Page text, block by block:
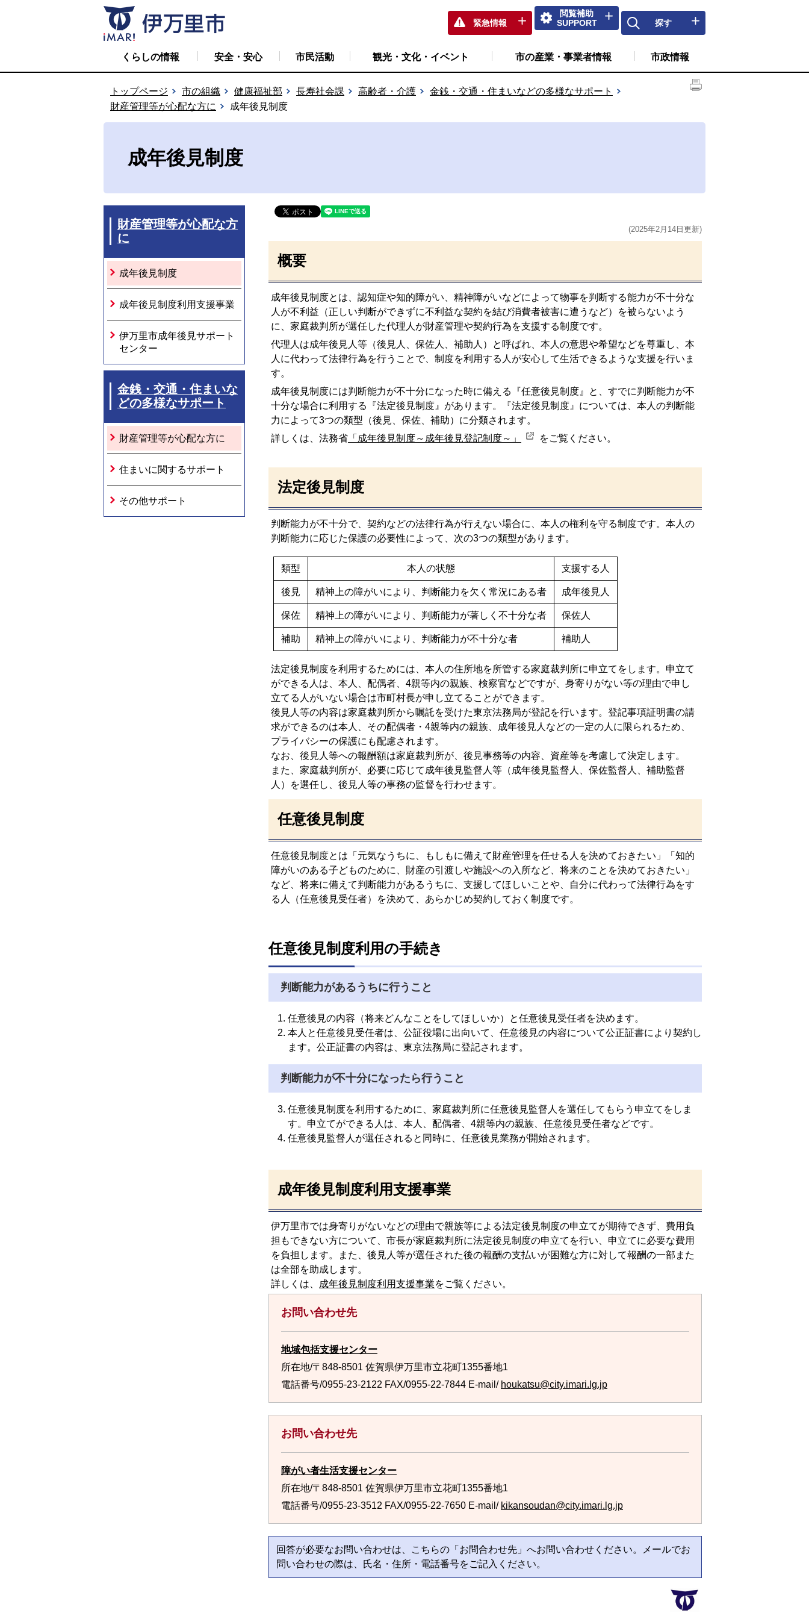
緊急情報
閲覧補助
SUPPORT
探す
くらしの情報 安全・安心 市民活動 観光・文化・イベント 市の産業・事業者情報 市政情報
トップページ 市の組織 健康福祉部 長寿社会課 高齢者・介護
金銭・交通・住まいなどの多様なサポート
財産管理等が心配な方に
成年後見制度
成年後見制度
財産管理等が心配な方
に
成年後見制度
成年後見制度利用支援事業
伊万里市成年後見サポート
センター
金銭・交通・住まいな
どの多様なサポート
財産管理等が心配な方に
住まいに関するサポート
その他サポート
(2025年2月14日更新)
概要
成年後見制度とは、認知症や知的障がい、精神障がいなどによって物事を判断する能力が不十分な
人が不利益（正しい判断ができずに不利益な契約を結び消費者被害に遭うなど）を被らないよう
に、家庭裁判所が選任した代理人が財産管理や契約行為を支援する制度です。
代理人は成年後見人等（後見人、保佐人、補助人）と呼ばれ、本人の意思や希望などを尊重し、本
人に代わって法律行為を行うことで、制度を利用する人が安心して生活できるような支援を行いま
す。
成年後見制度には判断能力が不十分になった時に備える『任意後見制度』と、すでに判断能力が不
十分な場合に利用する『法定後見制度』があります。『法定後見制度』については、本人の判断能
力によって3つの類型（後見、保佐、補助）に分類されます。
詳しくは、法務省 「成年後見制度～成年後見登記制度～」 をご覧ください。
法定後見制度
判断能力が不十分で、契約などの法律行為が行えない場合に、本人の権利を守る制度です。本人の
判断能力に応じた保護の必要性によって、次の3つの類型があります。
類型 本人の状態 支援する人
後見 精神上の障がいにより、判断能力を欠く常況にある者 成年後見人
保佐 精神上の障がいにより、判断能力が著しく不十分な者 保佐人
補助 精神上の障がいにより、判断能力が不十分な者 補助人
法定後見制度を利用するためには、本人の住所地を所管する家庭裁判所に申立てをします。申立て
ができる人は、本人、配偶者、4親等内の親族、検察官などですが、身寄りがない等の理由で申し
立てる人がいない場合は市町村長が申し立てることができます。
後見人等の内容は家庭裁判所から嘱託を受けた東京法務局が登記を行います。登記事項証明書の請
求ができるのは本人、その配偶者・4親等内の親族、成年後見人などの一定の人に限られるため、
プライバシーの保護にも配慮されます。
なお、後見人等への報酬額は家庭裁判所が、後見事務等の内容、資産等を考慮して決定します。
また、家庭裁判所が、必要に応じて成年後見監督人等（成年後見監督人、保佐監督人、補助監督
人）を選任し、後見人等の事務の監督を行わせます。
任意後見制度
任意後見制度とは「元気なうちに、もしもに備えて財産管理を任せる人を決めておきたい」「知的
障がいのある子どものために、財産の引渡しや施設への入所など、将来のことを決めておきたい」
など、将来に備えて判断能力があるうちに、支援してほしいことや、自分に代わって法律行為をす
る人（任意後見受任者）を決めて、あらかじめ契約しておく制度です。
任意後見制度利用の手続き
判断能力があるうちに行うこと
任意後見の内容（将来どんなことをしてほしいか）と任意後見受任者を決めます。
本人と任意後見受任者は、公証役場に出向いて、任意後見の内容について公正証書により契約し
ます。公正証書の内容は、東京法務局に登記されます。
判断能力が不十分になったら行うこと
任意後見制度を利用するために、家庭裁判所に任意後見監督人を選任してもらう申立てをしま
す。申立てができる人は、本人、配偶者、4親等内の親族、任意後見受任者などです。
任意後見監督人が選任されると同時に、任意後見業務が開始されます。
成年後見制度利用支援事業
伊万里市では身寄りがないなどの理由で親族等による法定後見制度の申立てが期待できず、費用負
担もできない方について、市長が家庭裁判所に法定後見制度の申立てを行い、申立てに必要な費用
を負担します。また、後見人等が選任された後の報酬の支払いが困難な方に対して報酬の一部また
は全部を助成します。
詳しくは、
成年後見制度利用支援事業をご覧ください。
お問い合わせ先
地域包括支援センター
所在地/〒848-8501 佐賀県伊万里市立花町1355番地1
電話番号/0955-23-2122 FAX/0955-22-7844 E-mail/ houkatsu@city.imari.lg.jp
お問い合わせ先
障がい者生活支援センター
所在地/〒848-8501 佐賀県伊万里市立花町1355番地1
電話番号/0955-23-3512 FAX/0955-22-7650 E-mail/ kikansoudan@city.imari.lg.jp
回答が必要なお問い合わせは、こちらの「お問合わせ先」へお問い合わせください。メールでお
問い合わせの際は、氏名・住所・電話番号をご記入ください。